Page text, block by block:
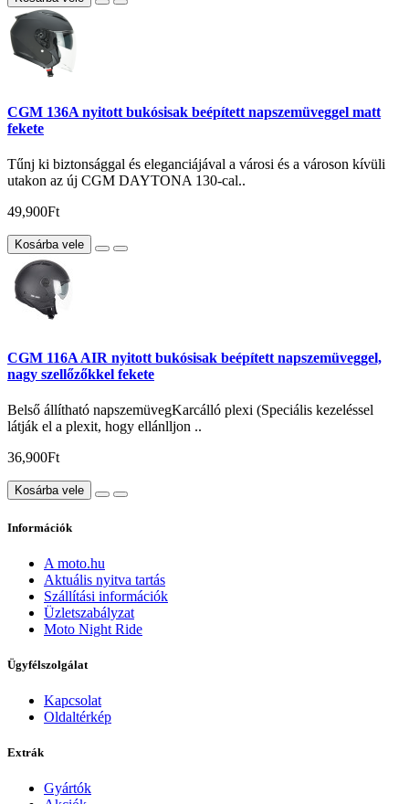
CGM 136A nyitott bukósisak beépített napszemüveggel matt
fekete
Tűnj ki biztonsággal és eleganciájával a városi és a városon kívüli
utakon az új CGM DAYTONA 130-cal..
49,900Ft
Kosárba vele
CGM 116A AIR nyitott bukósisak beépített napszemüveggel,
nagy szellőzőkkel fekete
Belső állítható napszemüvegKarcálló plexi (Speciális kezeléssel
látják el a plexit, hogy ellánlljon ..
36,900Ft
Kosárba vele
Információk
A moto.hu
Aktuális nyitva tartás
Szállítási információk
Üzletszabályzat
Moto Night Ride
Ügyfélszolgálat
Kapcsolat
Oldaltérkép
Extrák
Gyártók